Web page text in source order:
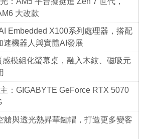
大改款
Embedded X100系列處理器，搭配
速機器人與實體AI發展
模組化螢幕桌，融入木紋、磁吸元
：GIGABYTE GeForce RTX 5070
艙與透光熱昇華鍵帽，打造更多變客